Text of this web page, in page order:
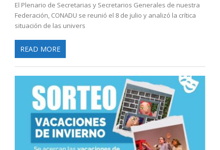
El Plenario de Secretarias y Secretarios Generales de nuestra
Federación, CONADU se reunió el 8 de julio y analizó la crítica
situación de las univers
READ MORE